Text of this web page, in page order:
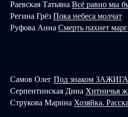
Раевская Татьяна Всё равно мы
Регина Грёз Пока небеса молчат
Руфова Анна Смерть пахнет
Самов Олег Под знаком
Серпентинская Дина Хитничья
Струкова Марина Хозяйка.